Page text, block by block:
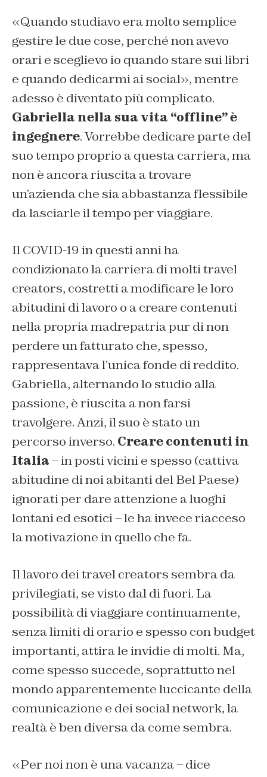
«Quando studiavo era molto semplice
gestire le due cose, perché non avevo
orari e sceglievo io quando stare sui libri
e quando dedicarmi ai social», mentre
adesso è diventato più complicato.
Gabriella nella sua vita “offline” è
ingegnere. Vorrebbe dedicare parte del
suo tempo proprio a questa carriera, ma
non è ancora riuscita a trovare
un’azienda che sia abbastanza flessibile
da lasciarle il tempo per viaggiare.
Il COVID-19 in questi anni ha
condizionato la carriera di molti travel
creators, costretti a modificare le loro
abitudini di lavoro o a creare contenuti
nella propria madrepatria pur di non
perdere un fatturato che, spesso,
rappresentava l’unica fonde di reddito.
Gabriella, alternando lo studio alla
passione, è riuscita a non farsi
travolgere. Anzi, il suo è stato un
percorso inverso. Creare contenuti in
Italia– in posti vicini e spesso (cattiva
abitudine di noi abitanti del Bel Paese)
ignorati per dare attenzione a luoghi
lontani ed esotici – le ha invece riacceso
la motivazione in quello che fa.
Il lavoro dei travel creators sembra da
privilegiati, se visto dal di fuori. La
possibilità di viaggiare continuamente,
senza limiti di orario e spesso con budget
importanti, attira le invidie di molti. Ma,
come spesso succede, soprattutto nel
mondo apparentemente luccicante della
comunicazione e dei social network, la
realtà è ben diversa da come sembra.
«Per noi non è una vacanza – dice